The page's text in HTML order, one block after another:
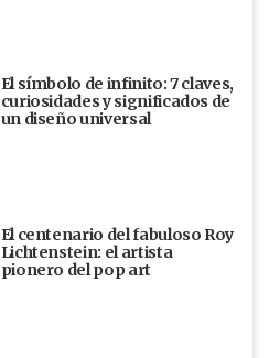
El símbolo de infinito: 7 claves,
curiosidades y significados de
un diseño universal
El centenario del fabuloso Roy
Lichtenstein: el artista
pionero del pop art